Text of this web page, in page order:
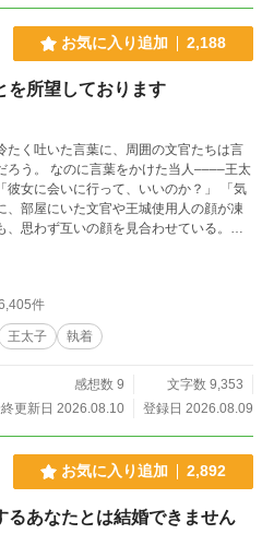
お気に入り追加 2,188
を所望しております
ろう。 なのに言葉をかけた当人––––王太
思わず互いの顔を見合わせている。
だ、泣かれる方が救いがある。 『もう
イシャ、本当にい
、そっと告
れるのならば。 もう……王太子妃の座に
件
王太子 執着
感想数 9
文字数 9,353
更新日 2026.08.10
登録日 2026.08.09
お気に入り追加 2,892
るあなたとは結婚できません